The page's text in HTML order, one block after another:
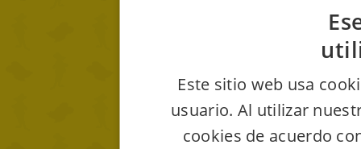
Este sitio web usa
usuario. Al utilizar
cookies de acuerdo